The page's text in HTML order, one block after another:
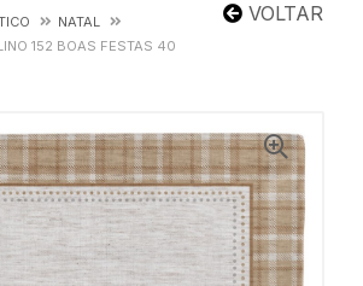
VOLTAR
NATAL
152 BOAS FESTAS 40